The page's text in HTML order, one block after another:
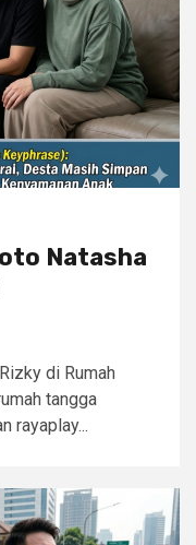
Natasha
di Rumah
tangga
rayaplay...